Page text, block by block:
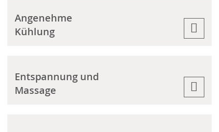
Angenehme
Kühlung
Entspannung und
Massage